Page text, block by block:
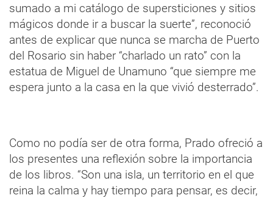
sumado a mi catálogo de supersticiones y sitios
mágicos donde ir a buscar la suerte”, reconoció
antes de explicar que nunca se marcha de Puerto
del Rosario sin haber “charlado un rato” con la
estatua de Miguel de Unamuno “que siempre me
espera junto a la casa en la que vivió desterrado”.
Como no podía ser de otra forma, Prado ofreció a
los presentes una reflexión sobre la importancia
de los libros. “Son una isla, un territorio en el que
reina la calma y hay tiempo para pensar, es decir,